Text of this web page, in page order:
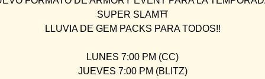
SUPER SLAM⛩
LLUVIA DE GEM PACKS PARA TODOS!!
LUNES 7:00 PM (CC)
JUEVES 7:00 PM (BLITZ)